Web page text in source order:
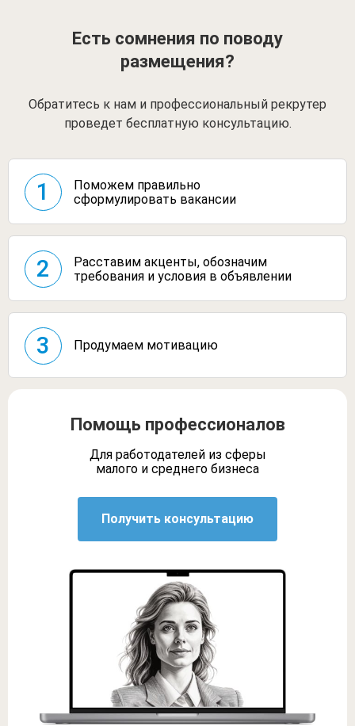
Есть сомнения по поводу
размещения?
Обратитесь к нам и профессиональный рекрутер
проведет бесплатную консультацию.
1
Поможем правильно
сформулировать вакансии
2
Расставим акценты, обозначим
требования и условия в объявлении
3 Продумаем мотивацию
Помощь профессионалов
Для работодателей из сферы
малого и среднего бизнеса